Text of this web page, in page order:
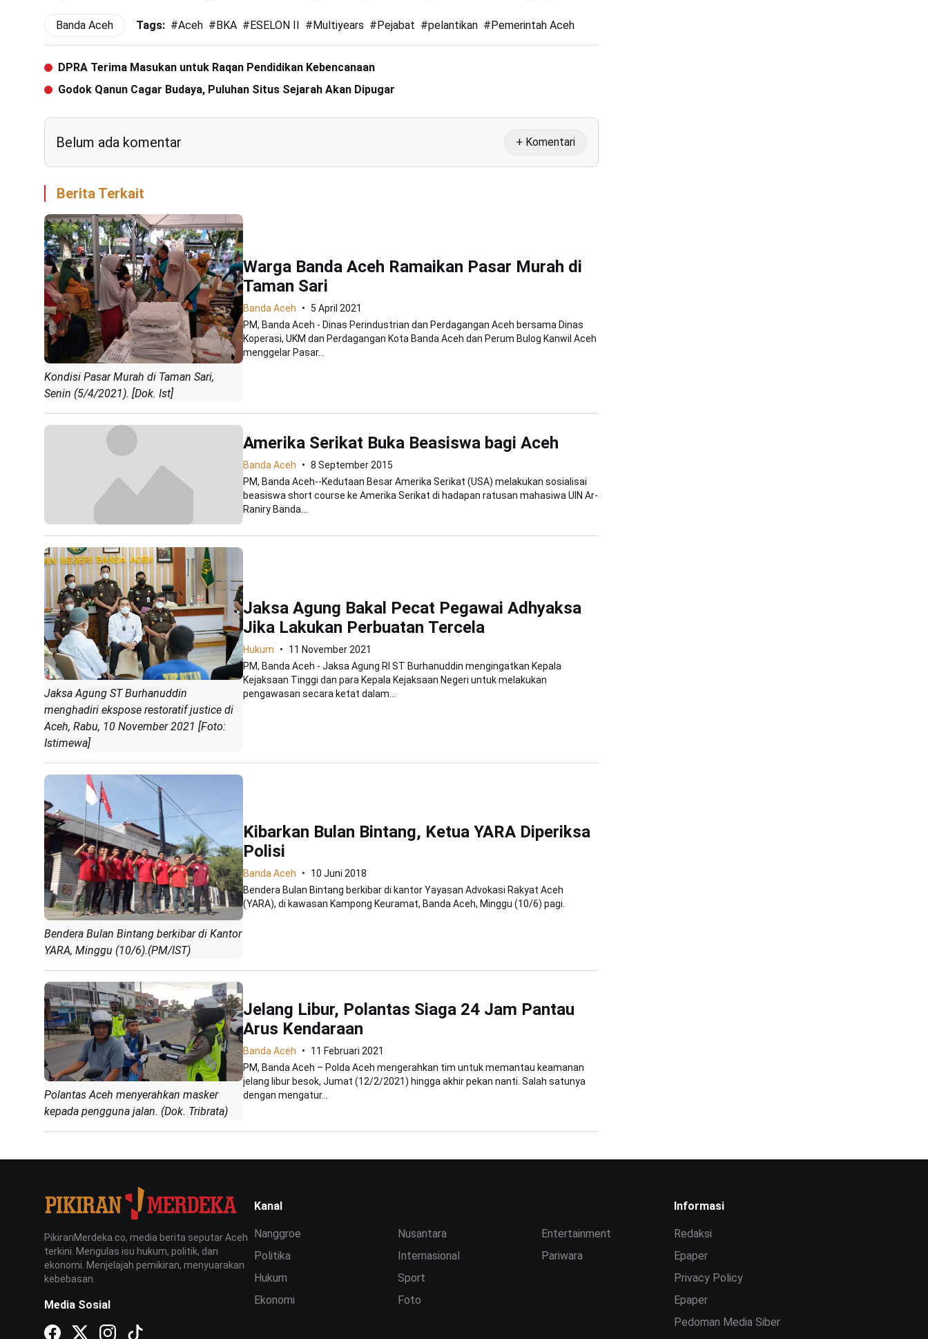
Banda Aceh Tags: #Aceh #BKA #ESELON II #Multiyears #Pejabat #pelantikan #Pemerintah Aceh
DPRA Terima Masukan untuk Raqan Pendidikan Kebencanaan
Godok Qanun Cagar Budaya, Puluhan Situs Sejarah Akan Dipugar
Belum ada komentar + Komentari
Berita Terkait
Kondisi Pasar Murah di Taman Sari,
Senin (5/4/2021). [Dok. Ist]
Warga Banda Aceh Ramaikan Pasar Murah di
Taman Sari
Banda Aceh
5 April 2021
PM, Banda Aceh - Dinas Perindustrian dan Perdagangan Aceh bersama Dinas
Koperasi, UKM dan Perdagangan Kota Banda Aceh dan Perum Bulog Kanwil Aceh
menggelar Pasar...
Amerika Serikat Buka Beasiswa bagi Aceh
Banda Aceh
8 September 2015
PM, Banda Aceh--Kedutaan Besar Amerika Serikat (USA) melakukan sosialisai
beasiswa short course ke Amerika Serikat di hadapan ratusan mahasiwa UIN Ar-
Raniry Banda...
Jaksa Agung ST Burhanuddin
menghadiri ekspose restoratif justice di
Aceh, Rabu, 10 November 2021 [Foto:
Istimewa]
Jaksa Agung Bakal Pecat Pegawai Adhyaksa
Jika Lakukan Perbuatan Tercela
Hukum
11 November 2021
PM, Banda Aceh - Jaksa Agung RI ST Burhanuddin mengingatkan Kepala
Kejaksaan Tinggi dan para Kepala Kejaksaan Negeri untuk melakukan
pengawasan secara ketat dalam...
Bendera Bulan Bintang berkibar di Kantor
YARA, Minggu (10/6).(PM/IST)
Kibarkan Bulan Bintang, Ketua YARA Diperiksa
Polisi
Banda Aceh
10 Juni 2018
Bendera Bulan Bintang berkibar di kantor Yayasan Advokasi Rakyat Aceh
(YARA), di kawasan Kampong Keuramat, Banda Aceh, Minggu (10/6) pagi.
Polantas Aceh menyerahkan masker
kepada pengguna jalan. (Dok. Tribrata)
Jelang Libur, Polantas Siaga 24 Jam Pantau
Arus Kendaraan
Banda Aceh
11 Februari 2021
PM, Banda Aceh – Polda Aceh mengerahkan tim untuk memantau keamanan
jelang libur besok, Jumat (12/2/2021) hingga akhir pekan nanti. Salah satunya
dengan mengatur...
PikiranMerdeka.co, media berita seputar Aceh
terkini. Mengulas isu hukum, politik, dan
ekonomi. Menjelajah pemikiran, menyuarakan
kebebasan.
Media Sosial
Kanal
Nanggroe
Politika
Hukum
Ekonomi
Nusantara
Internasional
Sport
Foto
Entertainment
Pariwara
Informasi
Redaksi
Epaper
Privacy Policy
Epaper
Pedoman Media Siber